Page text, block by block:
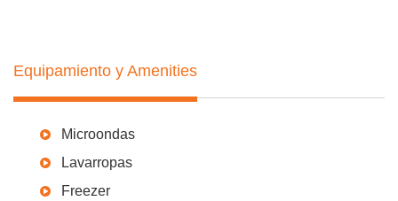
Equipamiento y Amenities
Microondas
Lavarropas
Freezer